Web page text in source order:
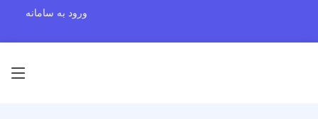
ورود به سامانه